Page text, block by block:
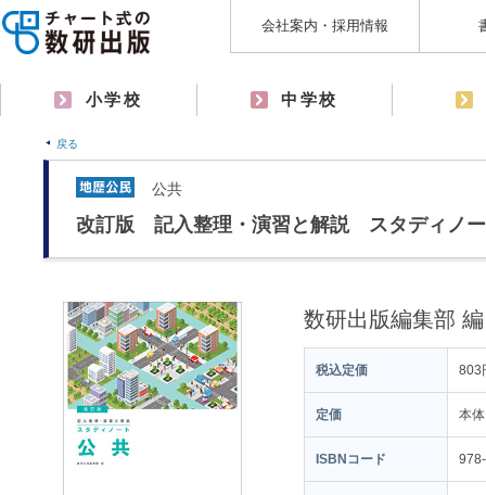
会社案内・採用情報
小学校 中学校
戻る
公共
改訂版 記入整理・演習と解説 スタディノ
数研出版編集部 編
税込定価 803
定価 本
ISBNコード